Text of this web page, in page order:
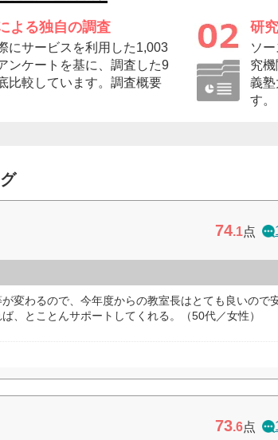
よる独自の調査
にサービスを利用した1,003
ンケートを基に、調査した9
比較しています。調査概要
研
ソ
究
義塾
す。
74.1点
変わるので、今年度からの教室長はとても良いので
、とことんサポートしてくれる。（50代／女性）
73.6点